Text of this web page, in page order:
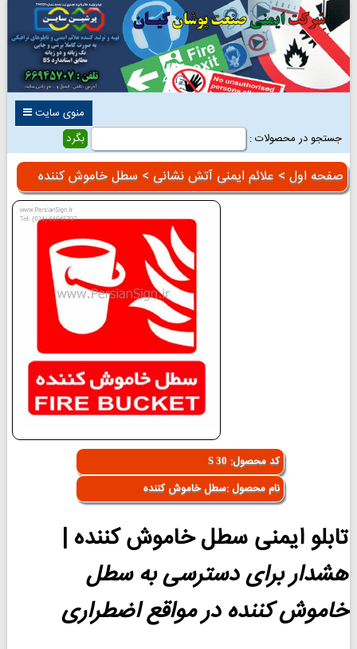
منوی سایت
جستجو در محصولات :
صفحه اول > علائم ایمنی آتش نشانی > سطل خاموش کننده
کد محصول: S 30
نام محصول :سطل خاموش کننده
تابلو ایمنیسطل خاموش کننده |
هشدار برای دسترسی به سطل
خاموش کننده در مواقع اضطراری